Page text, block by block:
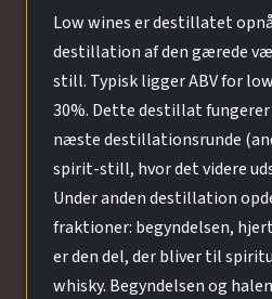
Low wines er destillatet
destillation af den gærede
still. Typisk ligger ABV for
30%. Dette destillat
næste destillationsrunde
spirit-still, hvor det videre
Under anden destillation
fraktioner: begyndelsen,
er den del, der bliver til
whisky. Begyndelsen og